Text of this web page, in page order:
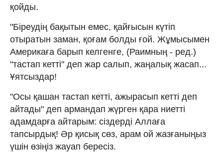
қойды.
"Біреудің бақытын емес, қайғысын күтіп
отыратын заман, қоғам болды ғой. Жұмысымен
Америкаға барып келгенге, (Раимның - ред.)
"тастап кетті" деп жар салып, жаңалық жасап...
Ұятсыздар!
"Осы қашан тастап кетті, ажырасып кетті деп
айтады" деп армандап жүрген қара ниетті
адамдарға айтарым: сіздерді Аллаға
тапсырдық! Әр қисық сөз, арам ой жазғаныңыз
үшін өзіңіз жауап бересіз.